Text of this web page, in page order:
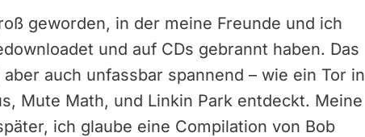
geworden, in der meine Freunde und ich
und auf CDs gebrannt haben. Das
auch unfassbar spannend – wie ein Tor in
Mute Math, und Linkin Park entdeckt. Meine
ich glaube eine Compilation von Bob